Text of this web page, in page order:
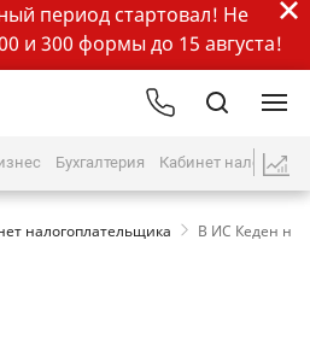
период стартовал! Не
и 300 формы до 15 августа!
Бухгалтерия Кабинет
налогоплательщика В ИС Кеден